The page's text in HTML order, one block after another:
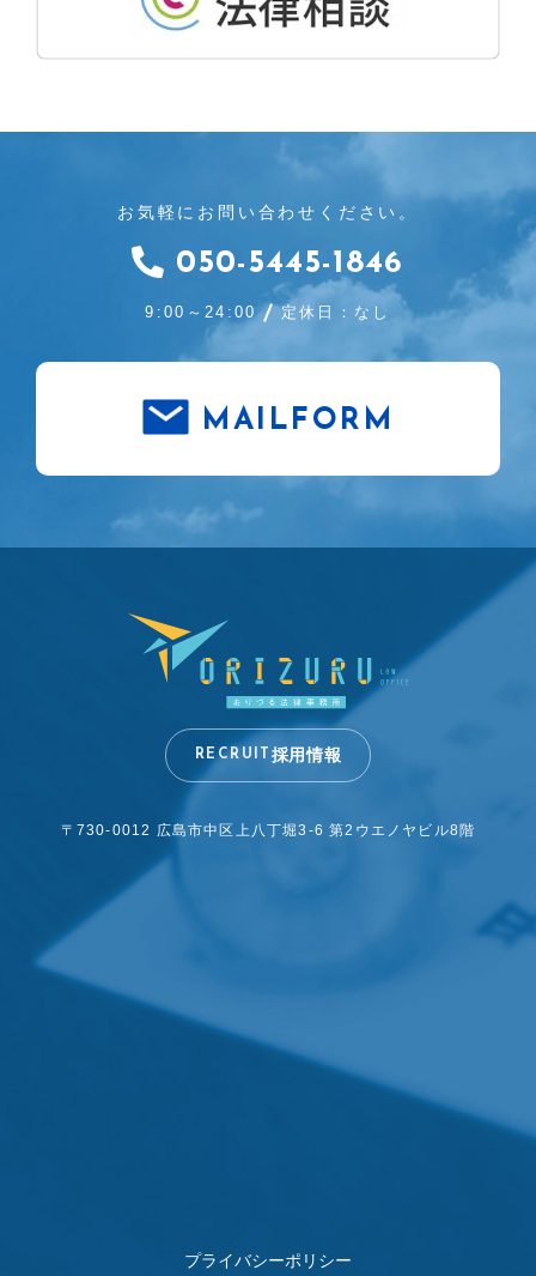
MAILFORM
お気軽にお問い合わせください。
050-5445-1846
9:00～24:00 定休日：なし
RECRUIT 採用情報
〒730-0012 広島市中区上八丁堀3-6第2ウエノヤビル8階
プライバシーポリシー